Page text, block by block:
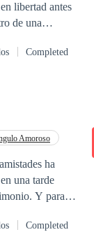
libertad antes
de una
Completed
Amoroso
una tarde
me aferro a
Completed